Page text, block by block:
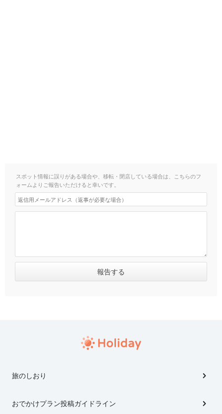
スポット情報に誤りがある場合や、移転・閉店している場合は、こちらのフ
ォームよりご報告いただけると幸いです。
旅のしおり
おでかけプラン投稿ガイドライン